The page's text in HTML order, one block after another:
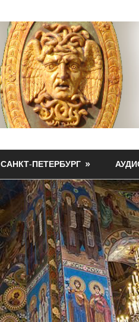
САНКТ-ПЕТЕРБУРГ